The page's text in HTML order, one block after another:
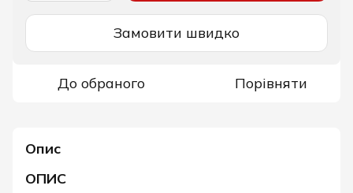
Замовити швидко
До обраного Порівняти
Опис
ОПИС